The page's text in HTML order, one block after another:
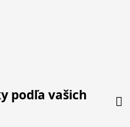
podľa vašich